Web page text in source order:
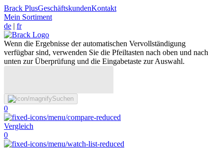
Brack PlusGeschäftskundenKontakt
Mein Sortiment
de | fr
Wenn die Ergebnisse der automatischen Vervollständigung
verfügbar sind, verwenden Sie die Pfeiltasten nach oben und nach
unten zur Überprüfung und die Eingabetaste zur Auswahl.
Suchen
0
Vergleich
0